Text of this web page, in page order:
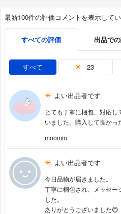
最新100件の評価コメントを表示して
すべての評価 出品で
すべて 23
よい出品者です
とても丁寧に梱包、対応
いました。購入して良かっ
moomin
よい出品者です
今日品物が届きました。
丁寧に梱包され、メッセー
した。
ありがとうございました😊